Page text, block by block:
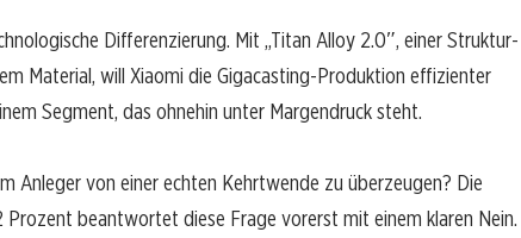
Differenzierung. Mit „Titan Alloy 2.0″, einer Struktur-
Material, will Xiaomi die Gigacasting-Produktion effizienter
Segment, das ohnehin unter Margendruck steht.
Anleger von einer echten Kehrtwende zu überzeugen? Die
beantwortet diese Frage vorerst mit einem klaren Nein.